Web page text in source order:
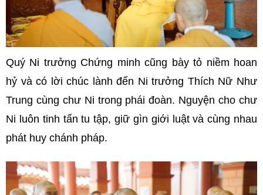
Quý Ni trưởng Chứng minh cũng bày tỏ niềm hoan
hỷ và có lời chúc lành đến Ni trưởng Thích Nữ Như
Trung cùng chư Ni trong phái đoàn. Nguyện cho chư
Ni luôn tinh tấn tu tập, giữ gìn giới luật và cùng nhau
phát huy chánh pháp.